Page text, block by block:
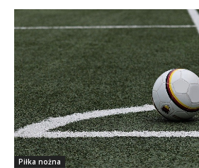
Piłka nożna